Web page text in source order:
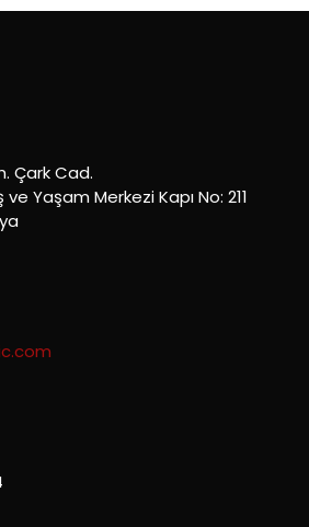
Çark Cad.
ve Yaşam Merkezi Kapı No: 211